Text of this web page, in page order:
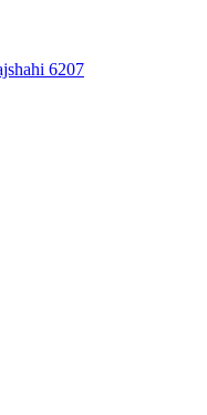
6207